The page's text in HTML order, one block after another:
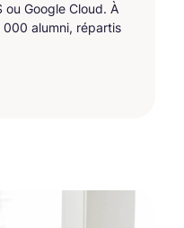
ou Google Cloud. À
alumni, répartis